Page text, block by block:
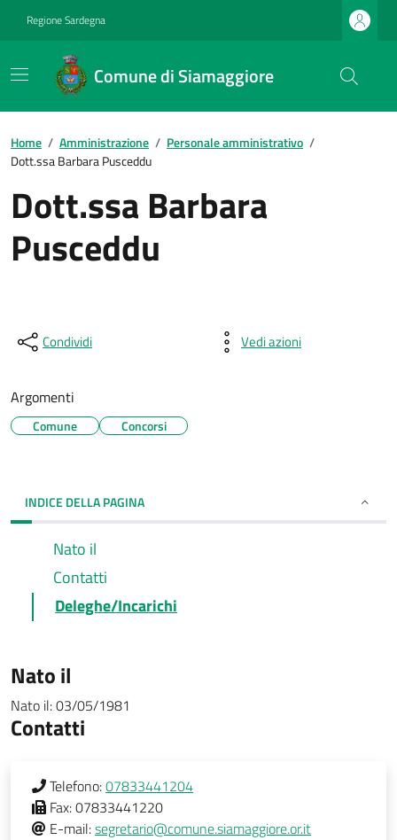
Regione Sardegna
Comune di Siamaggiore
Home / Amministrazione / Personale amministrativo /
Dott.ssa Barbara Pusceddu
Dott.ssa Barbara
Pusceddu
Condividi Vedi azioni
Argomenti
Comune Concorsi
INDICE DELLA PAGINA
Nato il
Contatti
Deleghe/Incarichi
Nato il
Nato il:03/05/1981
Contatti
Telefono:07833441204
Fax:07833441220
E-mail:segretario@comune.siamaggiore.or.it